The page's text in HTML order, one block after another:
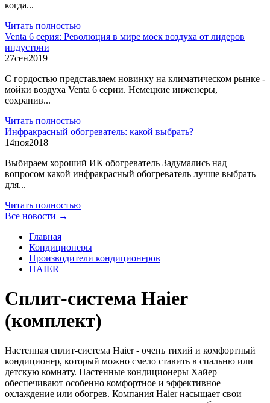
когда...
Читать полностью
Venta 6 серия: Революция в мире моек воздуха от лидеров
индустрии
27сен2019
С гордостью представляем новинку на климатическом рынке -
мойки воздуха Venta 6 серии. Немецкие инженеры,
сохранив...
Читать полностью
Инфракрасный обогреватель: какой выбрать?
14ноя2018
Выбираем хороший ИК обогреватель Задумались над
вопросом какой инфракрасный обогреватель лучше выбрать
для...
Читать полностью
Все новости →
Главная
Кондиционеры
Производители кондиционеров
HAIER
Сплит-система Haier
(комплект)
Настенная сплит-система Haier - очень тихий и комфортный
кондиционер, который можно смело ставить в спальню или
детскую комнату. Настенные кондиционеры Хайер
обеспечивают особенно комфортное и эффективное
охлаждение или обогрев. Компания Haier насыщает свои